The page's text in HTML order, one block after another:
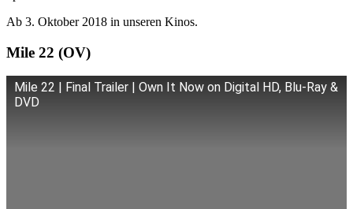
Ab 3. Oktober 2018 in unseren Kinos.
Mile 22 (OV)
Mile 22 | Final Trailer | Own It Now on Digital HD, Blu-Ray &
DVD